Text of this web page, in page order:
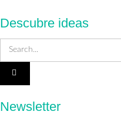
Descubre ideas
Newsletter